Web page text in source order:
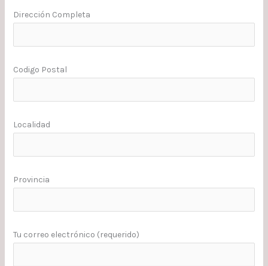
Dirección Completa
Codigo Postal
Localidad
Provincia
Tu correo electrónico (requerido)